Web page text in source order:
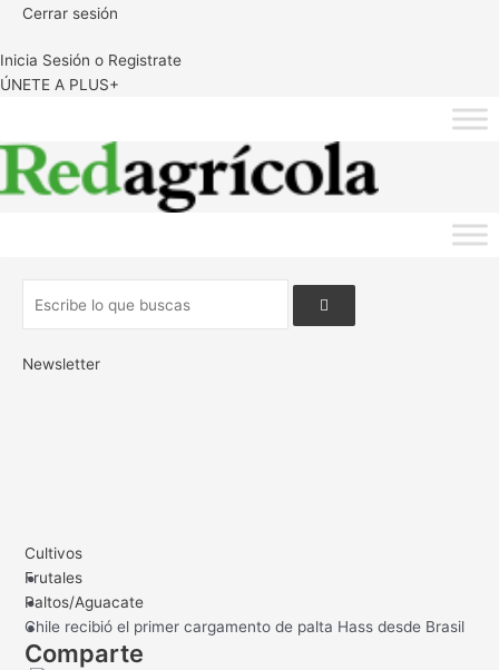
Cerrar sesión
Inicia Sesión o Registrate
ÚNETE A PLUS+
Newsletter
Cultivos
.
Frutales
.
Paltos/Aguacate
.
Chile recibió el primer cargamento de palta Hass desde Brasil
Comparte